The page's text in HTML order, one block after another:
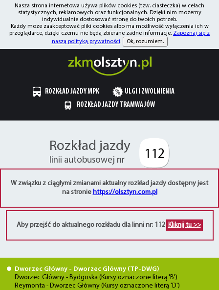
Nasza strona internetowa używa plików cookies (tzw. ciasteczka) w celach
statystycznych, reklamowych oraz funkcjonalnych. Dzięki nim możemy
indywidualnie dostosować stronę do twoich potrzeb.
Każdy może zaakceptować pliki cookies albo ma możliwość wyłączenia ich w
przeglądarce, dzięki czemu nie będą zbierane żadne informacje. Zapoznaj się z
naszą polityką prywatności. Ok, rozumiem.
ROZKŁAD JAZDY MPK
ULGI I ZWOLNIENIA
ROZKŁAD JAZDY TRAMWAJÓW
Rozkład jazdy
linii autobusowej nr 112
W związku z ciągłymi zmianami aktualny rozkład jazdy dostępny jest
na stronie https://olsztyn.com.pl
Aby przejść do aktualnego rozkładu dla linni nr: 112 Kliknij tu >>
Dworzec Główny - Dworzec Główny (TP-DWG)
Dworzec Główny - Bydgoska (Kursy oznaczone literą 'B')
Reymonta - Dworzec Główny (Kursy oznaczone literą 'D')